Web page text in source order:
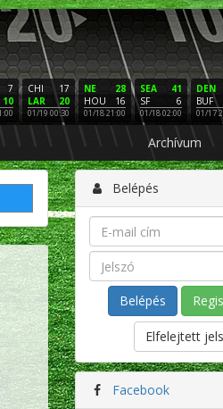
7
10
17
CHI
20
LAR
01/19 00:30
28
NE
16
HOU
01/18 21:00
41
SEA
6
SF
01/18 02:00
DEN
BUF
01/17
Archívum
Belépés
Elfelejtett
Facebook